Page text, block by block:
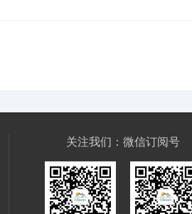
关注我们：微信订阅号